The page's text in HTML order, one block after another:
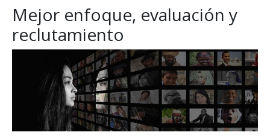
Mejor enfoque, evaluación y
reclutamiento